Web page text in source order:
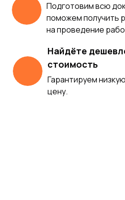
Подготовим всю
поможем получить
на проведение
Найдёте
стоимость
Гарантируем
цену.